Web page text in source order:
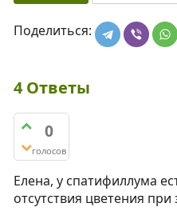
Поделиться:
4Ответы
0
голосов
Елена, у спатифиллума
отсутствия цветения